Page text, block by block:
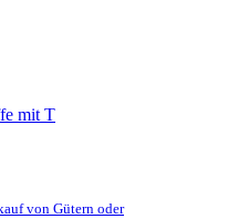
mit T
von Gütern oder